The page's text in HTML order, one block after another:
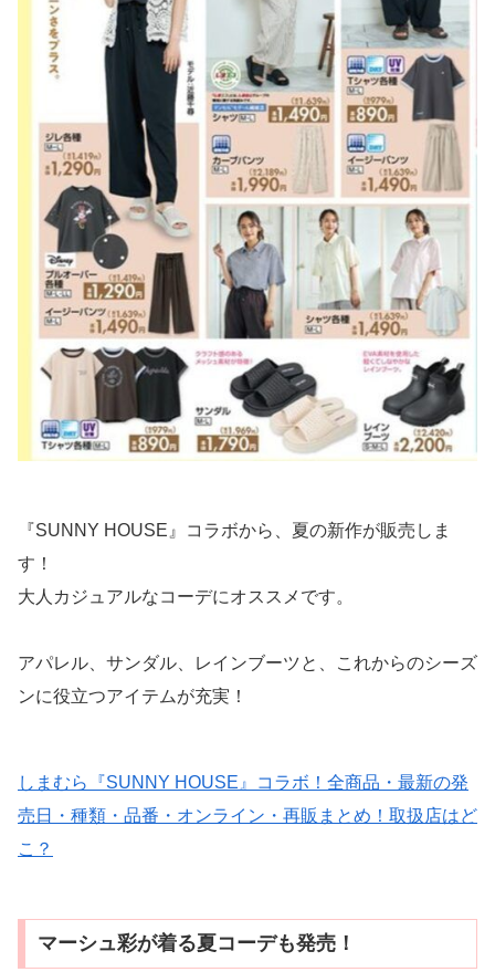
『SUNNY HOUSE』コラボから、夏の新作が販売しま
す！
大人カジュアルなコーデにオススメです。
アパレル、サンダル、レインブーツと、これからのシーズ
ンに役立つアイテムが充実！
しまむら『SUNNY HOUSE』コラボ！全商品・最新の発
売日・種類・品番・オンライン・再販まとめ！取扱店はど
こ？
マーシュ彩が着る夏コーデも発売！